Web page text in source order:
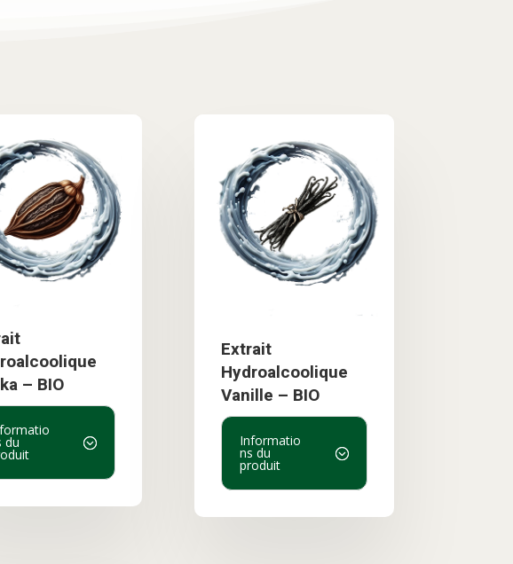
– BIO
du
Extrait
Hydroalcoolique
Vanille – BIO
Informatio
ns du
produit